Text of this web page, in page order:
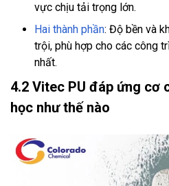
vực chịu tải trọng lớn.
Hai thành phần: Độ bền và
trội, phù hợp cho các công
nhất.
4.2 Vitec PU đáp ứng cơ
học như thế nào